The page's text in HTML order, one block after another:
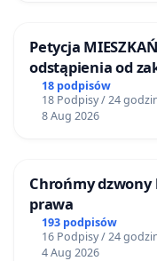
Petycja
odstąpienia od
nieruchomości
18 podpisów
18 Podpisy / 24
8 Aug 2026
Chrońmy dzwony
prawa
193 podpisów
16 Podpisy / 24
4 Aug 2026